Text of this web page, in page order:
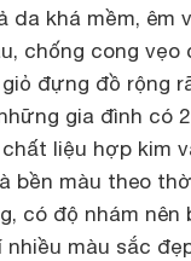
da khá mềm, êm
chống cong vẹo
đựng đồ rộng
gia đình có
liệu hợp kim
bền màu theo
có độ nhám
màu sắc